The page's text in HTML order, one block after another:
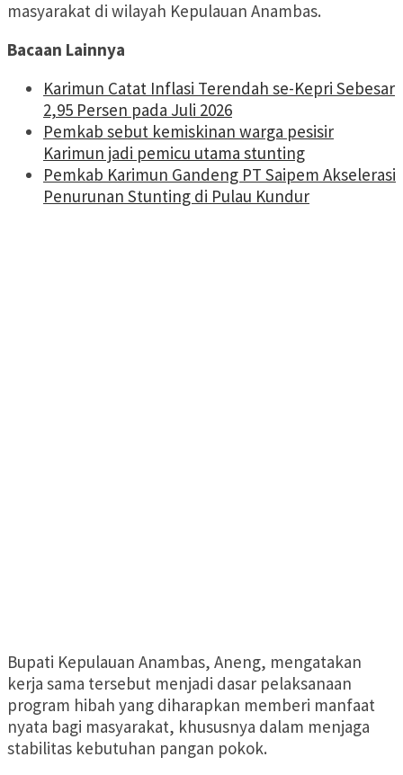
masyarakat di wilayah Kepulauan Anambas.
Bacaan Lainnya
Karimun Catat Inflasi Terendah se-Kepri Sebesar
2,95 Persen pada Juli 2026
Pemkab sebut kemiskinan warga pesisir
Karimun jadi pemicu utama stunting
Pemkab Karimun Gandeng PT Saipem Akselerasi
Penurunan Stunting di Pulau Kundur
Bupati Kepulauan Anambas, Aneng, mengatakan
kerja sama tersebut menjadi dasar pelaksanaan
program hibah yang diharapkan memberi manfaat
nyata bagi masyarakat, khususnya dalam menjaga
stabilitas kebutuhan pangan pokok.